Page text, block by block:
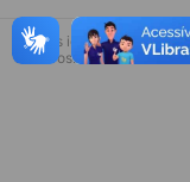
* Esses idiomas serão
terceiros.